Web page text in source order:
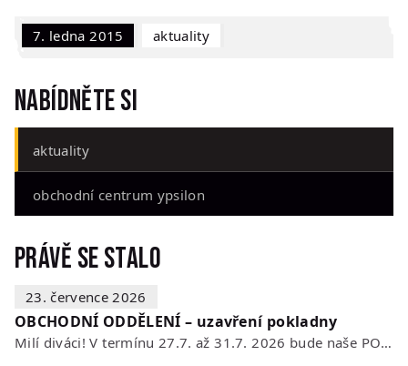
7. ledna 2015 Aktuality
Nabídněte si
aktuality
obchodní centrum ypsilon
Právě se stalo
23. července 2026
OBCHODNÍ ODDĚLENÍ – uzavření pokladny
Milí diváci! V termínu 27.7. až 31.7. 2026 bude naše POKLADNA z technických…